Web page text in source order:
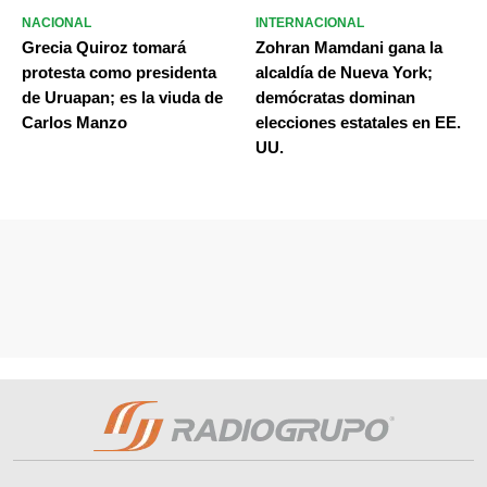
NACIONAL
Grecia Quiroz tomará
protesta como presidenta
de Uruapan; es la viuda de
Carlos Manzo
INTERNACIONAL
Zohran Mamdani gana la
alcaldía de Nueva York;
demócratas dominan
elecciones estatales en EE.
UU.